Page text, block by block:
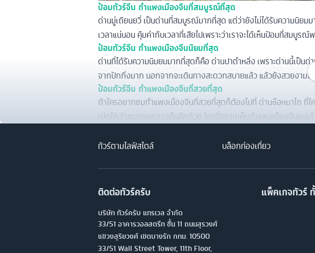
ป้อมทัวร์จีน กำแพงเมืองจีนที่สมบูรณ์ที่สุด
ด่านมู่เถียนยวี่ เป็นด่านที่สมบูรณ์มากที่สุด แต่ว่ายังไม่ได้รับความนิยมม
เวลาแน่นอน คุ้มค่ากับเวลาที่เสียไปเพราะว่าเราจะได้เห็นป้อมที่สมบูร
ป้อมทัวร์จีน กำแพงเมืองจีนนิยมที่สุด
ด่านที่ได้รับความนิมยมมากที่สุดก็คือ ด่านปาต๋าหลิ่ง เพราะด่านนี้เป็นด่
จากปักกิ่งมาก นอกจากจะเดินทางสะดวกสบายแล้ว แล้วยังสวยงามไ
ป้อมทัวร์จีน กำแพงเมืองจีนที่สวยที่สุด
ถ้าใครอยากชมกำแพงเมืองจีนที่สวยที่สุดก็ต้องไปที่ ด่านซือหมาไถ ที่
เปิดให้เข้าชมตอนกลางคืนอีกด้วย ใครที่อยากเห็นกำแพงเมืองจีนแบ
ทัวร์ตามไลฟ์สไตล์ บล็อกท่องเที่ยว
ติดต่อทัวร์ครับ
บริษัท ทัวร์ครับ แทรเวล จำกัด
33/51 อาคารวอลสตรีท ชั้น 11 ถนนสุรวงศ์
แขวงสุริยวงศ์ เขตบางรัก กทม. 10500
33/51 Wall Street Tower, 11th Floor,
แพ็คเกจทัวร์